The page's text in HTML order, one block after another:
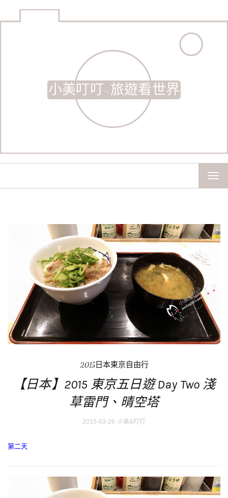
小美叮叮-旅遊看世界
2015日本東京自由行
【日本】2015 東京五日遊 Day Two 淺
草雷門、晴空塔
2015-03-26 小美&叮叮
第二天